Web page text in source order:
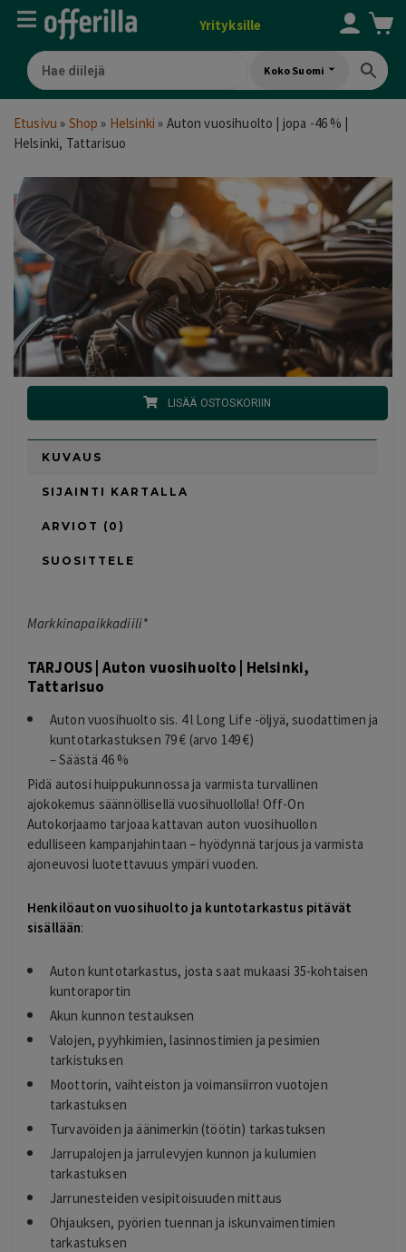
Yrityksille
Koko Suomi
Etusivu » Shop » Helsinki » Auton vuosihuolto | jopa -46 % |
Helsinki, Tattarisuo
LISÄÄ OSTOSKORIIN
KUVAUS
SIJAINTI KARTALLA
ARVIOT (0)
SUOSITTELE
Markkinapaikkadiili*
TARJOUS | Auton vuosihuolto | Helsinki,
Tattarisuo
Auton vuosihuolto sis. 4 l Long Life -öljyä, suodattimen ja
kuntotarkastuksen 79 € (arvo 149 €)
– Säästä 46 %
Pidä autosi huippukunnossa ja varmista turvallinen
ajokokemus säännöllisellä vuosihuollolla! Off-On
Autokorjaamo tarjoaa kattavan auton vuosihuollon
edulliseen kampanjahintaan – hyödynnä tarjous ja varmista
ajoneuvosi luotettavuus ympäri vuoden.
Henkilöauton vuosihuolto ja kuntotarkastus pitävät
sisällään:
Auton kuntotarkastus, josta saat mukaasi 35-kohtaisen
kuntoraportin
Akun kunnon testauksen
Valojen, pyyhkimien, lasinnostimien ja pesimien
tarkistuksen
Moottorin, vaihteiston ja voimansiirron vuotojen
tarkastuksen
Turvavöiden ja äänimerkin (töötin) tarkastuksen
Jarrupalojen ja jarrulevyjen kunnon ja kulumien
tarkastuksen
Jarrunesteiden vesipitoisuuden mittaus
Ohjauksen, pyörien tuennan ja iskunvaimentimien
tarkastuksen